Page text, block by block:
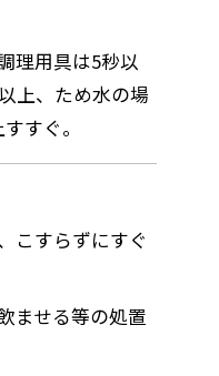
理用具は5秒以
上、ため水の場
すぐ。
こすらずにすぐ
ませる等の処置